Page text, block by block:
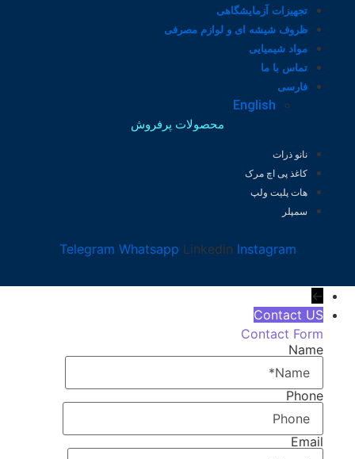
تجهیزات آزمایشگاهی
ظروف شیشه ای و لوازم مصرفی
مواد شیمیایی
تماس با ما
فارسی
English
محصولات پرفروش
نانو ذرات
کاغذ پی اچ مرک
هات پلیت ولپ
سمپلر
Telegram Whatsapp Linkedin Instagram
←
Contact US
Contact Form
Name
Phone
Email